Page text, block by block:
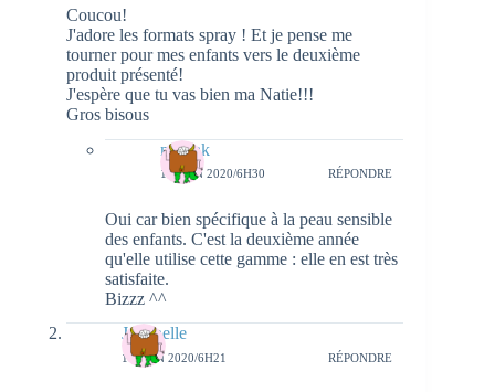
Coucou!
J'adore les formats spray ! Et je pense me
tourner pour mes enfants vers le deuxième
produit présenté!
J'espère que tu vas bien ma Natie!!!
Gros bisous
natieak
11 JUIN 2020/6H30 RÉPONDRE
Oui car bien spécifique à la peau sensible
des enfants. C'est la deuxième année
qu'elle utilise cette gamme : elle en est très
satisfaite.
Bizzz ^^
Jodanelle
11 JUIN 2020/6H21 RÉPONDRE